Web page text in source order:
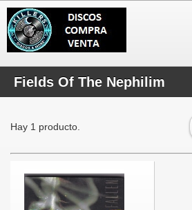
Fields Of The Nephilim
Hay 1 producto.